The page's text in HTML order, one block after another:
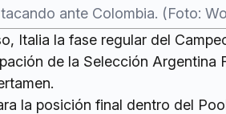
ante Colombia. (Foto:
Italia la fase regular del
de la Selección Argentina
la posición final dentro del